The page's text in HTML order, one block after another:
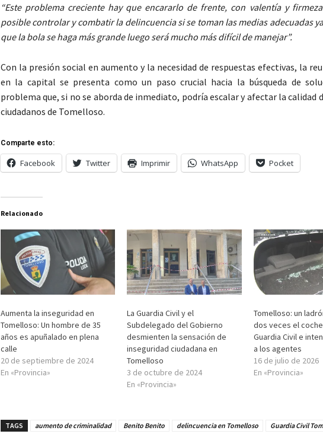
“Este problema creciente hay que encararlo de frente, con valentía y
posible controlar y combatir la delincuencia si se toman las medias adecuadas
que la bola se haga más grande luego será mucho más difícil de manejar”.
Con la presión social en aumento y la necesidad de respuestas efectivas, la
en la capital se presenta como un paso crucial hacia la búsqueda de
problema que, si no se aborda de inmediato, podría escalar y afectar la calidad
ciudadanos de Tomelloso.
Comparte esto:
Facebook Twitter Imprimir WhatsApp Pocket
Relacionado
Aumenta la inseguridad en
Tomelloso: Un hombre de 35
años es apuñalado en plena
calle
20 de septiembre de 2024
En «Provincia»
La Guardia Civil y el
Subdelegado del Gobierno
desmienten la sensación de
inseguridad ciudadana en
Tomelloso
3 de octubre de 2024
En «Provincia»
Tomelloso: un
dos veces el
Guardia Civil e
a los agentes
16 de julio de 2026
En «Provincia»
TAGS aumento de criminalidad Benito Benito delincuencia en Tomelloso
Guardia Civil